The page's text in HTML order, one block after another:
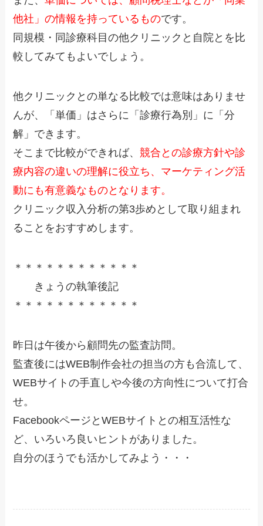
他社」の情報を持っているものです。
同規模・同診療科目の他クリニックと自院とを比
較してみてもよいでしょう。
他クリニックとの単なる比較では意味はありませ
んが、「単価」はさらに「診療行為別」に「分
解」できます。
そこまで比較ができれば、競合との診療方針や診
療内容の違いの理解に役立ち、マーケティング活
動にも有意義なものとなります。
クリニック収入分析の第3歩めとして取り組まれ
ることをおすすめします。
＊＊＊＊＊＊＊＊＊＊＊＊
きょうの執筆後記
＊＊＊＊＊＊＊＊＊＊＊＊
昨日は午後から顧問先の監査訪問。
監査後にはWEB制作会社の担当の方も合流して、
WEBサイトの手直しや今後の方向性について打合
せ。
FacebookページとWEBサイトとの相互活性な
ど、いろいろ良いヒントがありました。
自分のほうでも活かしてみよう・・・